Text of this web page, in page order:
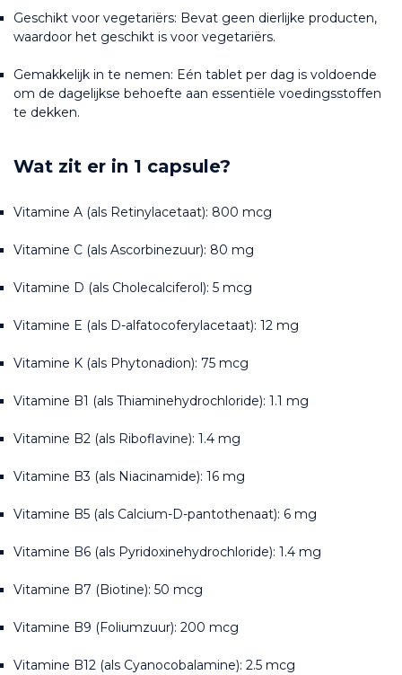
Geschikt voor vegetariërs: Bevat geen dierlijke producten,
waardoor het geschikt is voor vegetariërs.
Gemakkelijk in te nemen: Eén tablet per dag is voldoende
om de dagelijkse behoefte aan essentiële voedingsstoffen
te dekken.
Wat zit er in 1 capsule?
Vitamine A (als Retinylacetaat): 800 mcg
Vitamine C (als Ascorbinezuur): 80 mg
Vitamine D (als Cholecalciferol): 5 mcg
Vitamine E (als D-alfatocoferylacetaat): 12 mg
Vitamine K (als Phytonadion): 75 mcg
Vitamine B1 (als Thiaminehydrochloride): 1.1 mg
Vitamine B2 (als Riboflavine): 1.4 mg
Vitamine B3 (als Niacinamide): 16 mg
Vitamine B5 (als Calcium-D-pantothenaat): 6 mg
Vitamine B6 (als Pyridoxinehydrochloride): 1.4 mg
Vitamine B7 (Biotine): 50 mcg
Vitamine B9 (Foliumzuur): 200 mcg
Vitamine B12 (als Cyanocobalamine): 2.5 mcg